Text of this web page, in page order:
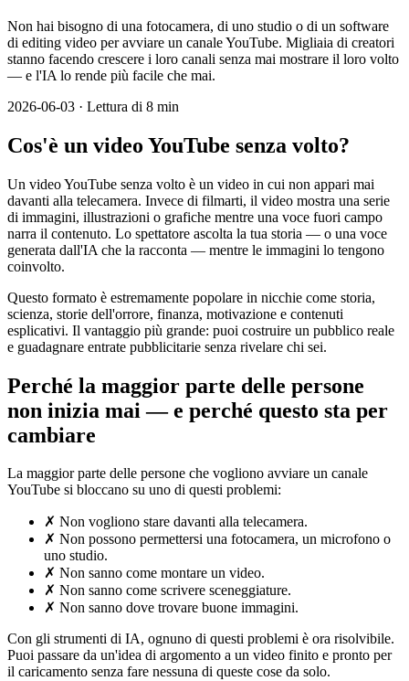
Non hai bisogno di una fotocamera, di uno studio o di un software
di editing video per avviare un canale YouTube. Migliaia di creatori
stanno facendo crescere i loro canali senza mai mostrare il loro volto
— e l'IA lo rende più facile che mai.
2026-06-03 · Lettura di 8 min
Cos'è un video YouTube senza volto?
Un video YouTube senza volto è un video in cui non appari mai
davanti alla telecamera. Invece di filmarti, il video mostra una serie
di immagini, illustrazioni o grafiche mentre una voce fuori campo
narra il contenuto. Lo spettatore ascolta la tua storia — o una voce
generata dall'IA che la racconta — mentre le immagini lo tengono
coinvolto.
Questo formato è estremamente popolare in nicchie come storia,
scienza, storie dell'orrore, finanza, motivazione e contenuti
esplicativi. Il vantaggio più grande: puoi costruire un pubblico reale
e guadagnare entrate pubblicitarie senza rivelare chi sei.
Perché la maggior parte delle persone
non inizia mai — e perché questo sta per
cambiare
La maggior parte delle persone che vogliono avviare un canale
YouTube si bloccano su uno di questi problemi:
✗ Non vogliono stare davanti alla telecamera.
✗ Non possono permettersi una fotocamera, un microfono o
uno studio.
✗ Non sanno come montare un video.
✗ Non sanno come scrivere sceneggiature.
✗ Non sanno dove trovare buone immagini.
Con gli strumenti di IA, ognuno di questi problemi è ora risolvibile.
Puoi passare da un'idea di argomento a un video finito e pronto per
il caricamento senza fare nessuna di queste cose da solo.